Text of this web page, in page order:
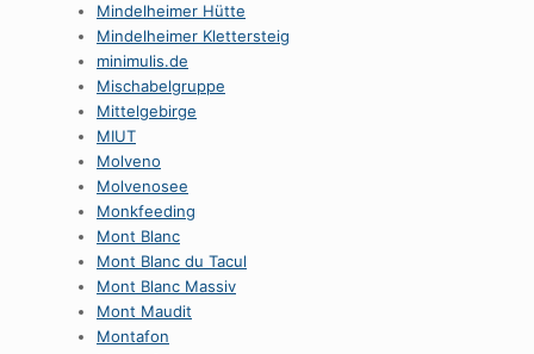
Mindelheimer Hütte
Mindelheimer Klettersteig
minimulis.de
Mischabelgruppe
Mittelgebirge
MIUT
Molveno
Molvenosee
Monkfeeding
Mont Blanc
Mont Blanc du Tacul
Mont Blanc Massiv
Mont Maudit
Montafon